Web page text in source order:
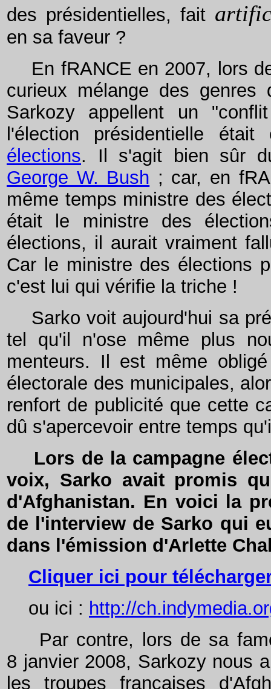
des présidentielles, fait
en sa faveur ?
En fRANCE en 2007, lors
curieux mélange des
Sarkozy appellent un
l'élection présidentielle
élections. Il s'agit bien sûr
George W. Bush ; car, en
même temps ministre des
était le ministre des
élections, il aurait vraiment
Car le ministre des élections
c'est lui qui vérifie la triche !
Sarko voit aujourd'hui sa
tel qu'il n'ose même plus
menteurs. Il est même o
électorale des municipales,
renfort de publicité que cette
dû s'apercevoir entre temps
Lors de la campagne
voix, Sarko avait promis
d'Afghanistan. En voici la
de l'interview de Sarko qui
dans l'émission d'Arlette
Cliquer ici pour
ou ici : http://
Par contre, lors de sa
8 janvier 2008, Sarkozy nous
les troupes françaises